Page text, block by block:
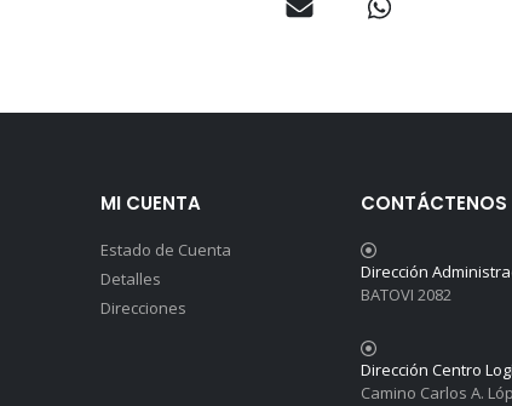
MI CUENTA
Estado de Cuenta
Detalles
Direcciones
CONTÁCTENOS
Dirección
BATOVI 2082
Dirección Centro
Camino Carlos A.